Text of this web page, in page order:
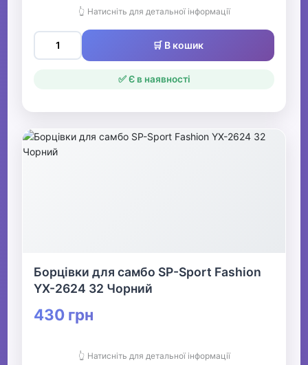
👆 Натисніть для детальної інформації
🛒 В кошик
✅ Є в наявності
Борцівки для самбо SP-Sport Fashion
YX-2624 32 Чорний
430 грн
👆 Натисніть для детальної інформації